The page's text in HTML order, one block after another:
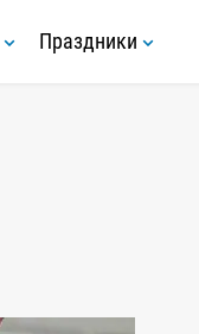
Праздники